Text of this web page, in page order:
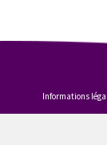
Informations